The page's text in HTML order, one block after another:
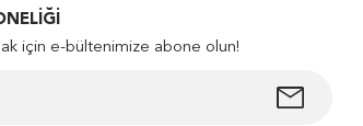
için e-bültenimize abone olun!